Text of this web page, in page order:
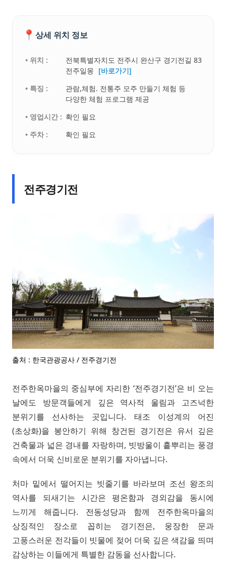
📍 상세 위치 정보
• 위치 :
전북특별자치도 전주시 완산구 경기전길 83
전주일몽 [바로가기]
• 특징 :
관람,체험. 전통주 모주 만들기 체험 등
다양한 체험 프로그램 제공
• 영업시간 : 확인 필요
• 주차 :
확인 필요
전주경기전
출처 : 한국관광공사 / 전주경기전
전주한옥마을의 중심부에 자리한 ‘전주경기전’은 비 오는
날에도 방문객들에게 깊은 역사적 울림과 고즈넉한
분위기를 선사하는 곳입니다. 태조 이성계의 어진
(초상화)을 봉안하기 위해 창건된 경기전은 유서 깊은
건축물과 넓은 경내를 자랑하며, 빗방울이 흩뿌리는 풍경
속에서 더욱 신비로운 분위기를 자아냅니다.
처마 밑에서 떨어지는 빗줄기를 바라보며 조선 왕조의
역사를 되새기는 시간은 평온함과 경외감을 동시에
느끼게 해줍니다. 전동성당과 함께 전주한옥마을의
상징적인 장소로 꼽히는 경기전은, 웅장한 문과
고풍스러운 전각들이 빗물에 젖어 더욱 깊은 색감을 띄며
감상하는 이들에게 특별한 감동을 선사합니다.